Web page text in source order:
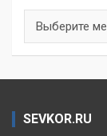
SEVKOR.RU